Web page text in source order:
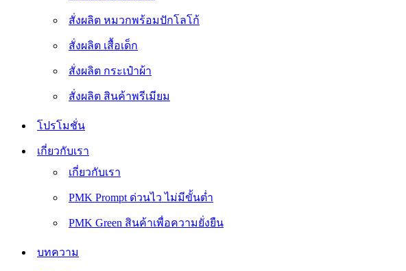
สั่งผลิต หมวกพร้อมปักโลโก้
สั่งผลิต เสื้อเด็ก
สั่งผลิต กระเป๋าผ้า
สั่งผลิต สินค้าพรีเมียม
โปรโมชั่น
เกี่ยวกับเรา
เกี่ยวกับเรา
PMK Prompt ด่วนไว ไม่มีขั้นต่ำ
PMK Green สินค้าเพื่อความยั่งยืน
บทความ